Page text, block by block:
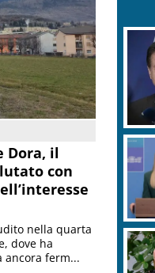
Dora, il
con
nella quarta
dove ha
ancora ferm...